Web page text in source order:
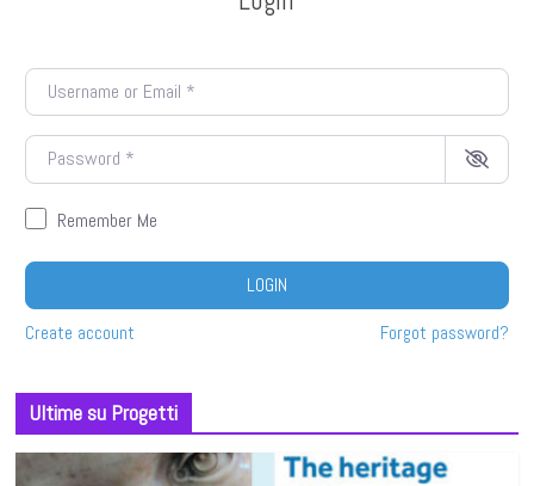
Username or Email
Password
Remember Me
LOGIN
Create account Forgot password?
Ultime su Progetti